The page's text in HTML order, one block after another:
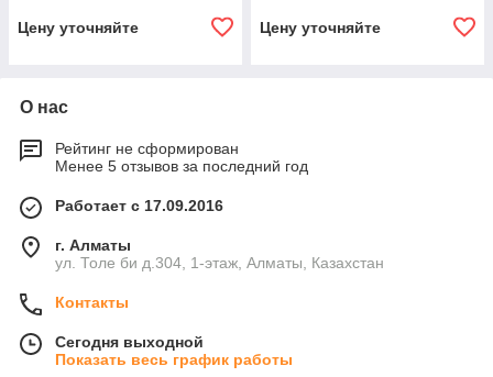
Цену уточняйте Цену уточняйте
О нас
Рейтинг не сформирован
Менее 5 отзывов за последний год
Работает с 17.09.2016
г. Алматы
ул. Толе би д.304, 1-этаж, Алматы, Казахстан
Контакты
Сегодня выходной
Показать весь график работы